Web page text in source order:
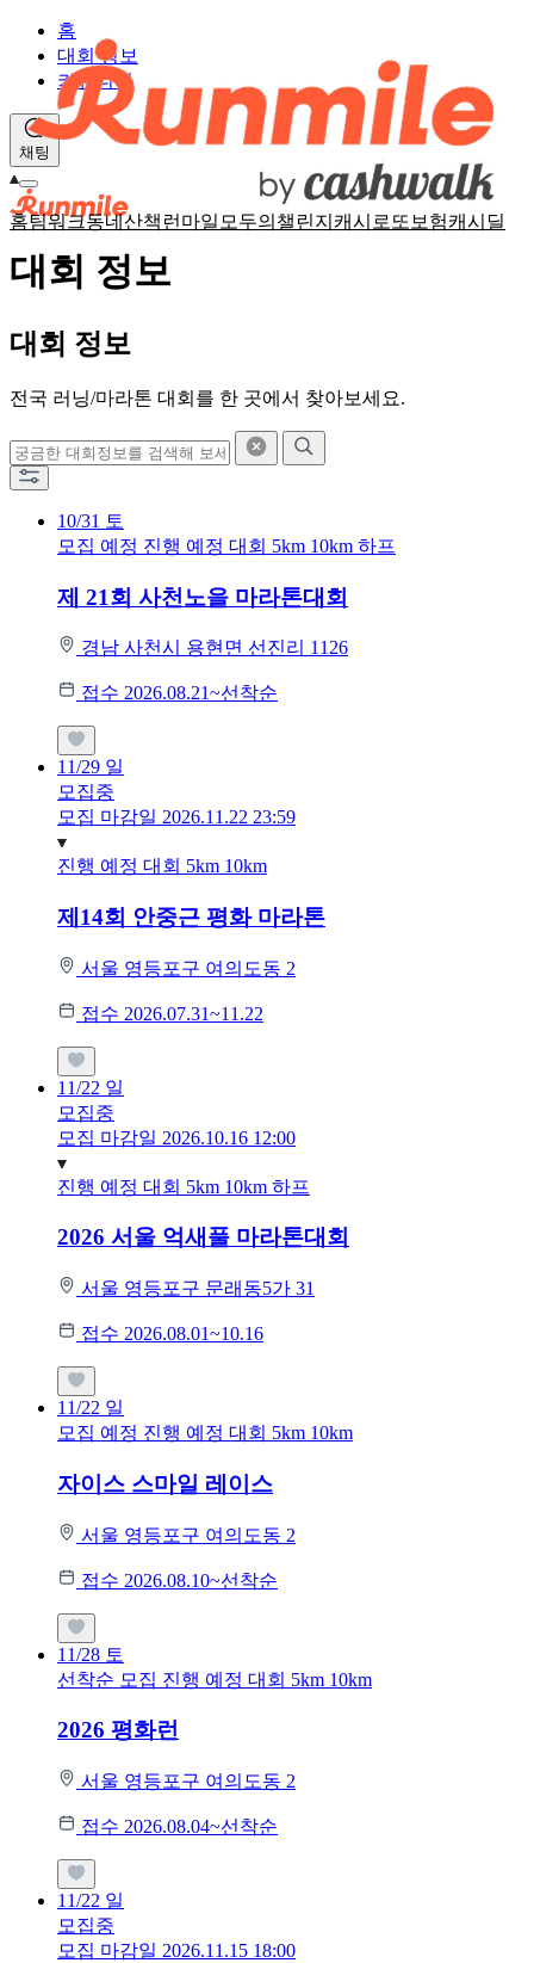
홈팀워크동네산책 런마일 모두의챌린지 캐시로또 보험캐시딜
홈
대회 정보
커뮤니티
채팅
대회 정보
대회 정보
전국 러닝/마라톤 대회를 한 곳에서 찾아보세요.
10/31 토
모집 예정 진행 예정 대회 5km 10km 하프
제 21회 사천노을 마라톤대회
경남 사천시 용현면 선진리 1126
접수 2026.08.21~선착순
11/29 일
모집중
모집 마감일 2026.11.22 23:59
진행 예정 대회 5km 10km
제14회 안중근 평화 마라톤
서울 영등포구 여의도동 2
접수 2026.07.31~11.22
11/22 일
모집중
모집 마감일 2026.10.16 12:00
진행 예정 대회 5km 10km 하프
2026 서울 억새풀 마라톤대회
서울 영등포구 문래동5가 31
접수 2026.08.01~10.16
11/22 일
모집 예정 진행 예정 대회 5km 10km
자이스 스마일 레이스
서울 영등포구 여의도동 2
접수 2026.08.10~선착순
11/28 토
선착순 모집 진행 예정 대회 5km 10km
2026 평화런
서울 영등포구 여의도동 2
접수 2026.08.04~선착순
11/22 일
모집중
모집 마감일 2026.11.15 18:00